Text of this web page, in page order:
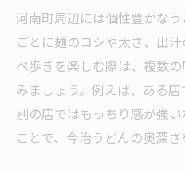
河南町周辺には個性豊かな
ごとに麺のコシや太さ、出
べ歩きを楽しむ際は、複数
みましょう。例えば、ある店
別の店ではもっちり感が強
ことで、今治うどんの奥深さ